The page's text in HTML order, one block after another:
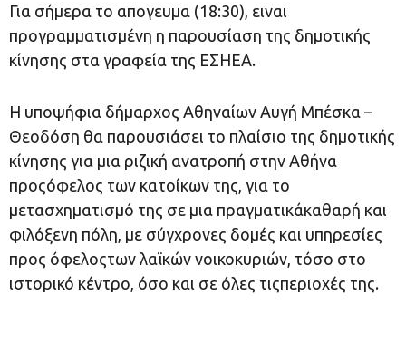
Για σήμερα το απογευμα (18:30), ειναι
προγραμματισμένη η παρουσίαση της δημοτικής
κίνησης στα γραφεία της ΕΣΗΕΑ.
Η υποψήφια δήμαρχος Αθηναίων Αυγή Μπέσκα –
Θεοδόση θα παρουσιάσει το πλαίσιο της δημοτικής
κίνησης για μια ριζική ανατροπή στην Αθήνα
προςόφελος των κατοίκων της, για το
μετασχηματισμό της σε μια πραγματικάκαθαρή και
φιλόξενη πόλη, με σύγχρονες δομές και υπηρεσίες
προς όφελοςτων λαϊκών νοικοκυριών, τόσο στο
ιστορικό κέντρο, όσο και σε όλες τιςπεριοχές της.